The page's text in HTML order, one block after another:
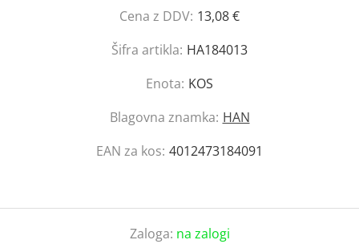
Cena z DDV: 13,08 €
Šifra artikla: HA184013
Enota: KOS
Blagovna znamka: HAN
EAN za kos: 4012473184091
Zaloga: na zalogi